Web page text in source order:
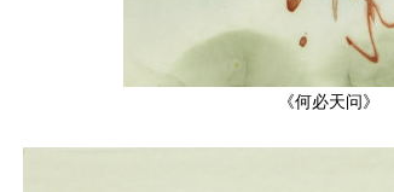
《何必天问》